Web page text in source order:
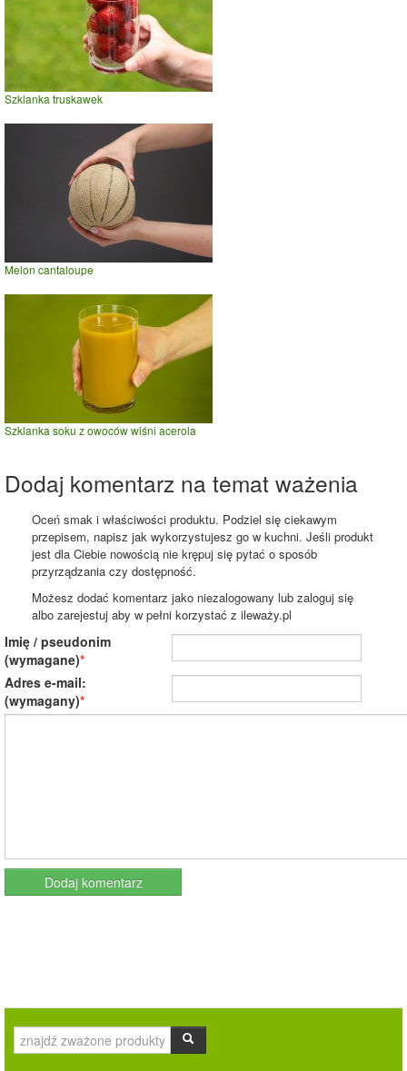
Szklanka truskawek
Melon cantaloupe
Szklanka soku z owoców wiśni acerola
Dodaj komentarz na temat ważenia
Oceń smak i właściwości produktu. Podziel się ciekawym
przepisem, napisz jak wykorzystujesz go w kuchni. Jeśli produkt
jest dla Ciebie nowością nie krępuj się pytać o sposób
przyrządzania czy dostępność.
Możesz dodać komentarz jako niezalogowany lub zaloguj się
albo zarejestuj aby w pełni korzystać z ileważy.pl
Imię / pseudonim
(wymagane)
Adres e-mail:
(wymagany)